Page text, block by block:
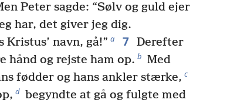
Peter sagde: “Sølv og guld ejer
har, det giver jeg dig.
navn, gå!” a 7 Derefter
hånd og rejste ham op. b Med
fødder og hans ankler stærke, c
d begyndte at gå og fulgte med